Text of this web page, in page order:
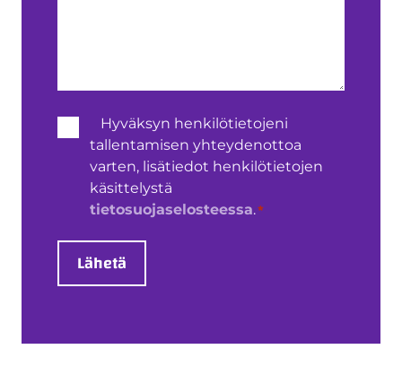
Henkilötietojen
käsittely*
Hyväksyn henkilötietojeni
tallentamisen yhteydenottoa
varten, lisätiedot henkilötietojen
käsittelystä
tietosuojaselosteessa.*
Lähetä